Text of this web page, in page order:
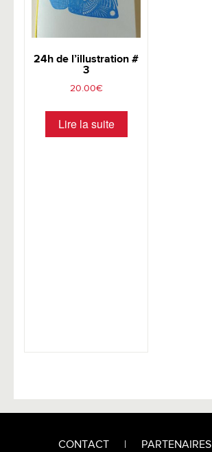
24h de l’illustration #
3
20.00€
Lire la suite
CONTACT PARTENAIRES